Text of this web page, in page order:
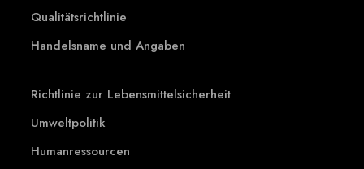
Qualitätsrichtlinie
Handelsname und Angaben
Richtlinie zur Lebensmittelsicherheit
Umweltpolitik
Humanressourcen